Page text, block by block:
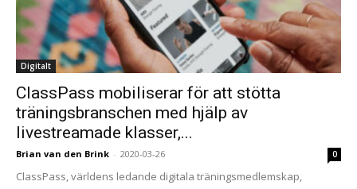
Digitalt
ClassPass mobiliserar för att stötta
träningsbranschen med hjälp av
livestreamade klasser,...
Brian van den Brink - 2020-03-26 0
ClassPass, världens ledande digitala träningsmedlemskap,